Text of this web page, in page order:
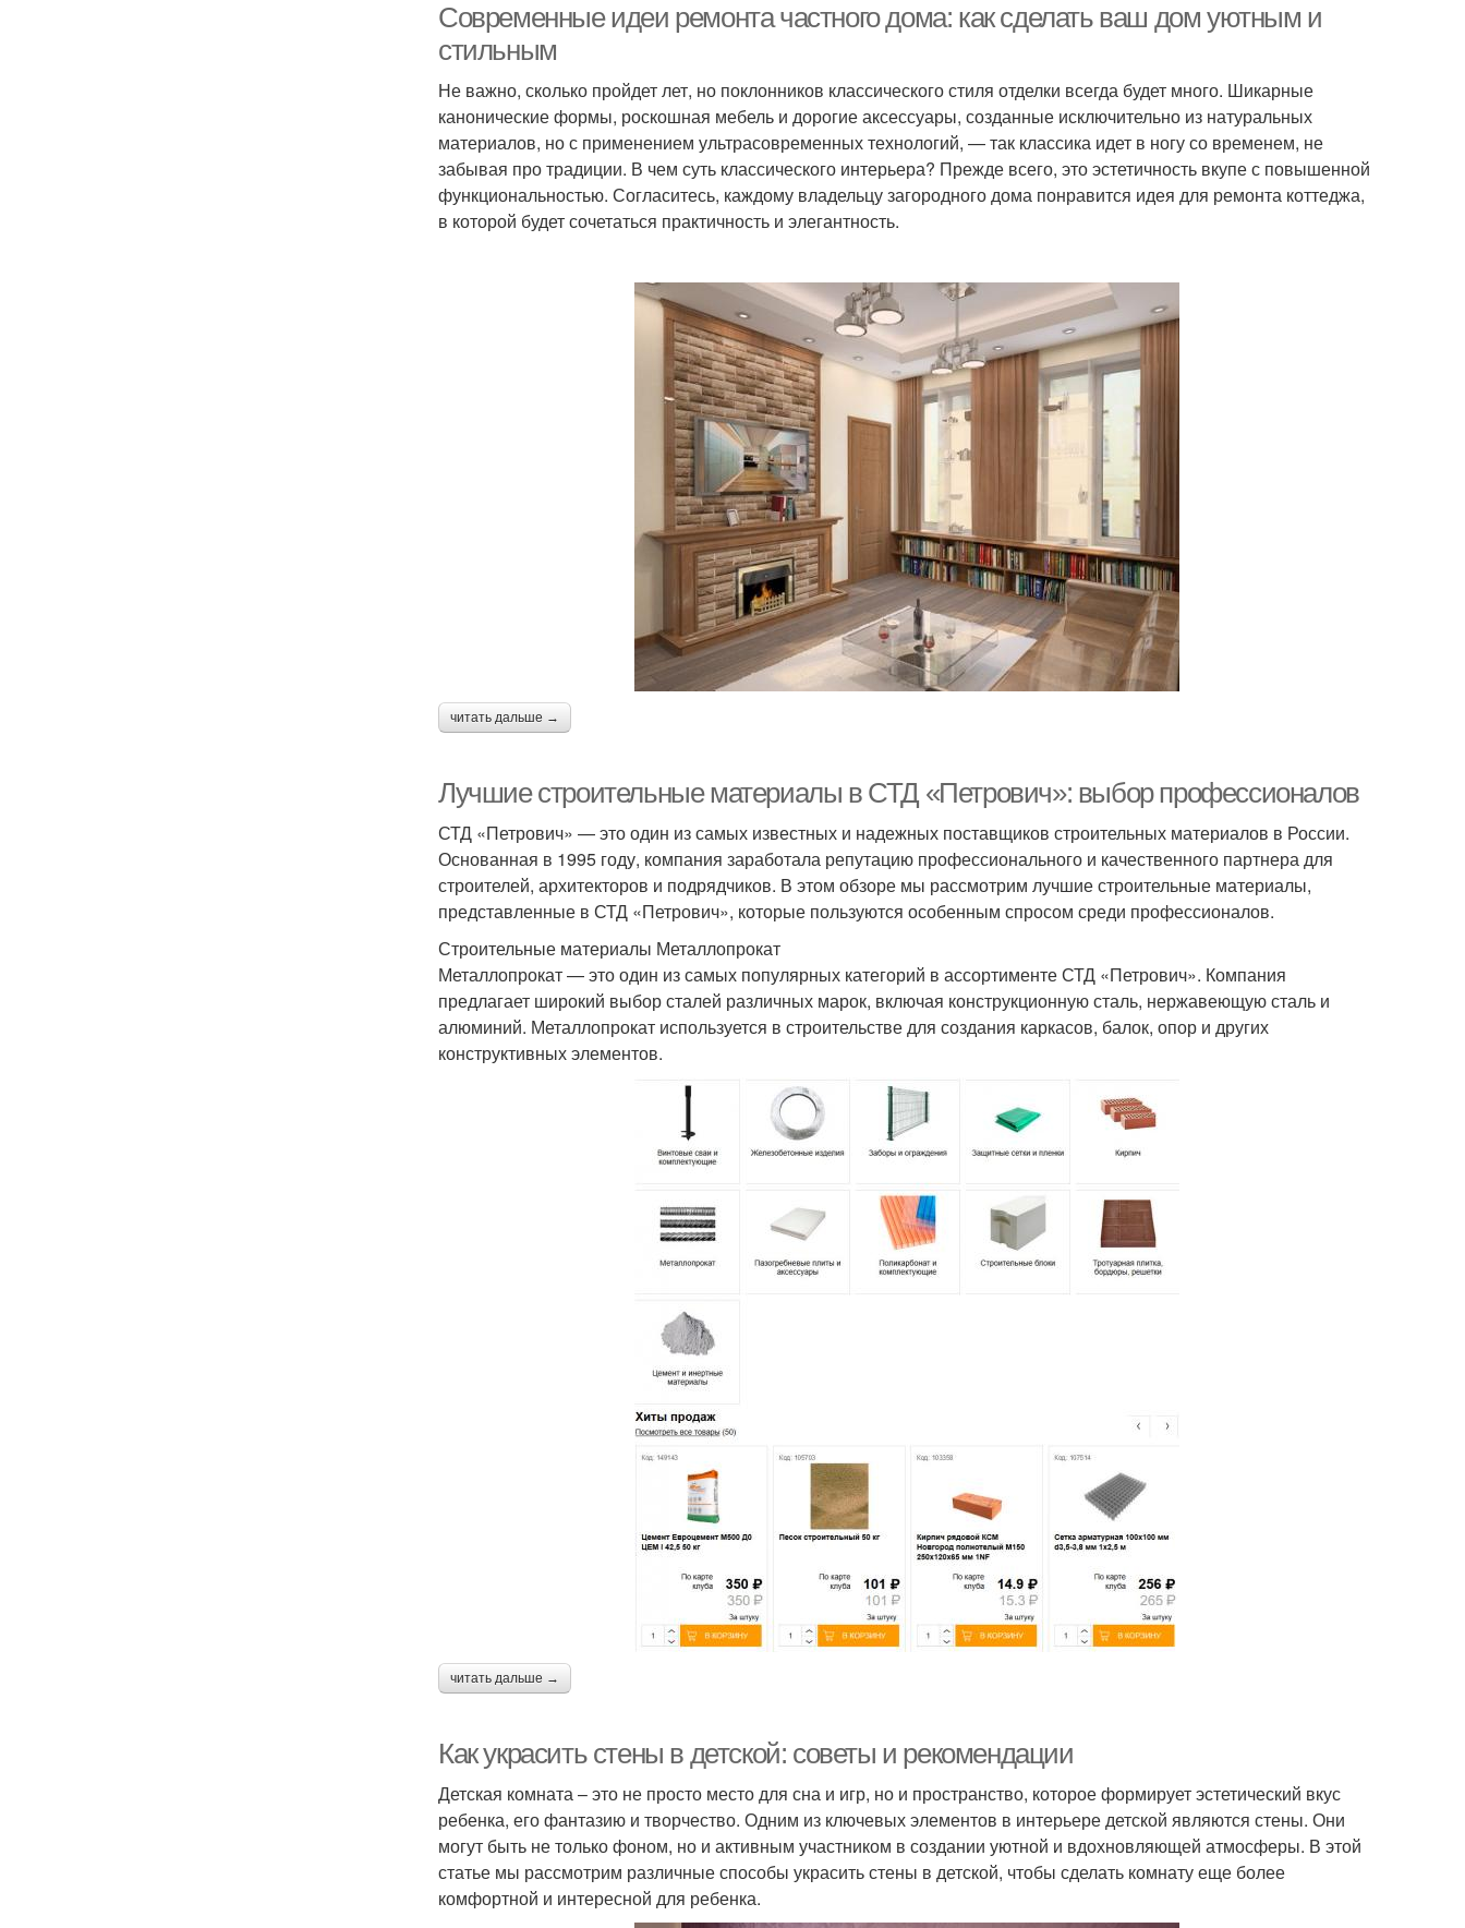
Современные идеи ремонта частного дома: как сделать ваш дом уютным и
стильным
Не важно, сколько пройдет лет, но поклонников классического стиля отделки всегда будет много. Шикарные
канонические формы, роскошная мебель и дорогие аксессуары, созданные исключительно из натуральных
материалов, но с применением ультрасовременных технологий, — так классика идет в ногу со временем, не
забывая про традиции. В чем суть классического интерьера? Прежде всего, это эстетичность вкупе с повышенной
функциональностью. Согласитесь, каждому владельцу загородного дома понравится идея для ремонта коттеджа,
в которой будет сочетаться практичность и элегантность.
читать дальше →
Лучшие строительные материалы в СТД «Петрович»: выбор профессионалов
СТД «Петрович» — это один из самых известных и надежных поставщиков строительных материалов в России.
Основанная в 1995 году, компания заработала репутацию профессионального и качественного партнера для
строителей, архитекторов и подрядчиков. В этом обзоре мы рассмотрим лучшие строительные материалы,
представленные в СТД «Петрович», которые пользуются особенным спросом среди профессионалов.
Строительные материалы Металлопрокат
Металлопрокат — это один из самых популярных категорий в ассортименте СТД «Петрович». Компания
предлагает широкий выбор сталей различных марок, включая конструкционную сталь, нержавеющую сталь и
алюминий. Металлопрокат используется в строительстве для создания каркасов, балок, опор и других
конструктивных элементов.
читать дальше →
Как украсить стены в детской: советы и рекомендации
Детская комната – это не просто место для сна и игр, но и пространство, которое формирует эстетический вкус
ребенка, его фантазию и творчество. Одним из ключевых элементов в интерьере детской являются стены. Они
могут быть не только фоном, но и активным участником в создании уютной и вдохновляющей атмосферы. В этой
статье мы рассмотрим различные способы украсить стены в детской, чтобы сделать комнату еще более
комфортной и интересной для ребенка.